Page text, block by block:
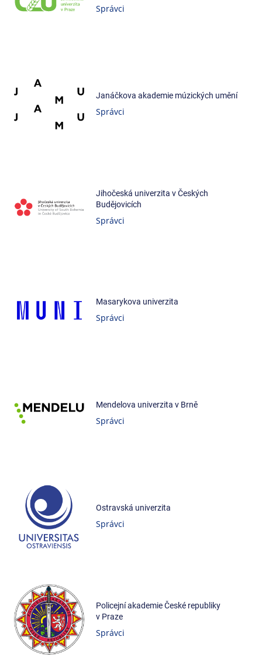
Správci
Janáčkova akademie múzických umění
Správci
Jihočeská univerzita v Českých
Budějovicích
Správci
Masarykova univerzita
Správci
Mendelova univerzita v Brně
Správci
Ostravská univerzita
Správci
Policejní akademie České republiky
v Praze
Správci